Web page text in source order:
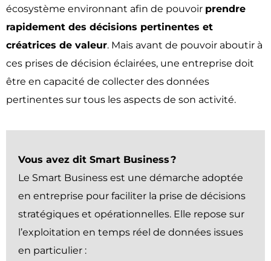
écosystème environnant afin de pouvoir prendre
rapidement des décisions pertinentes et
créatrices de valeur. Mais avant de pouvoir aboutir à
ces prises de décision éclairées, une entreprise doit
être en capacité de collecter des données
pertinentes sur tous les aspects de son activité.
Vous avez dit Smart Business ?
Le Smart Business est une démarche adoptée
en entreprise pour faciliter la prise de décisions
stratégiques et opérationnelles. Elle repose sur
l’exploitation en temps réel de données issues
en particulier :